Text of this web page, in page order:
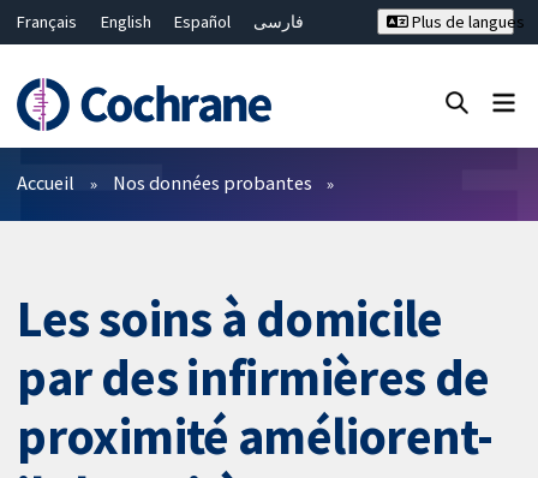
Français English Español
فارسی
Bahasa Malaysia
ไทย
繁體中文
简体中文
Plus de langues
Filtres
Accueil Nos données probantes
Les soins à domicile
par des infirmières de
proximité améliorent-